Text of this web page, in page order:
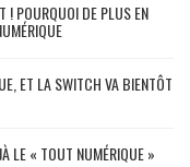
! POURQUOI DE PLUS EN
ET LA SWITCH VA BIENTÔT
LE « TOUT NUMÉRIQUE »